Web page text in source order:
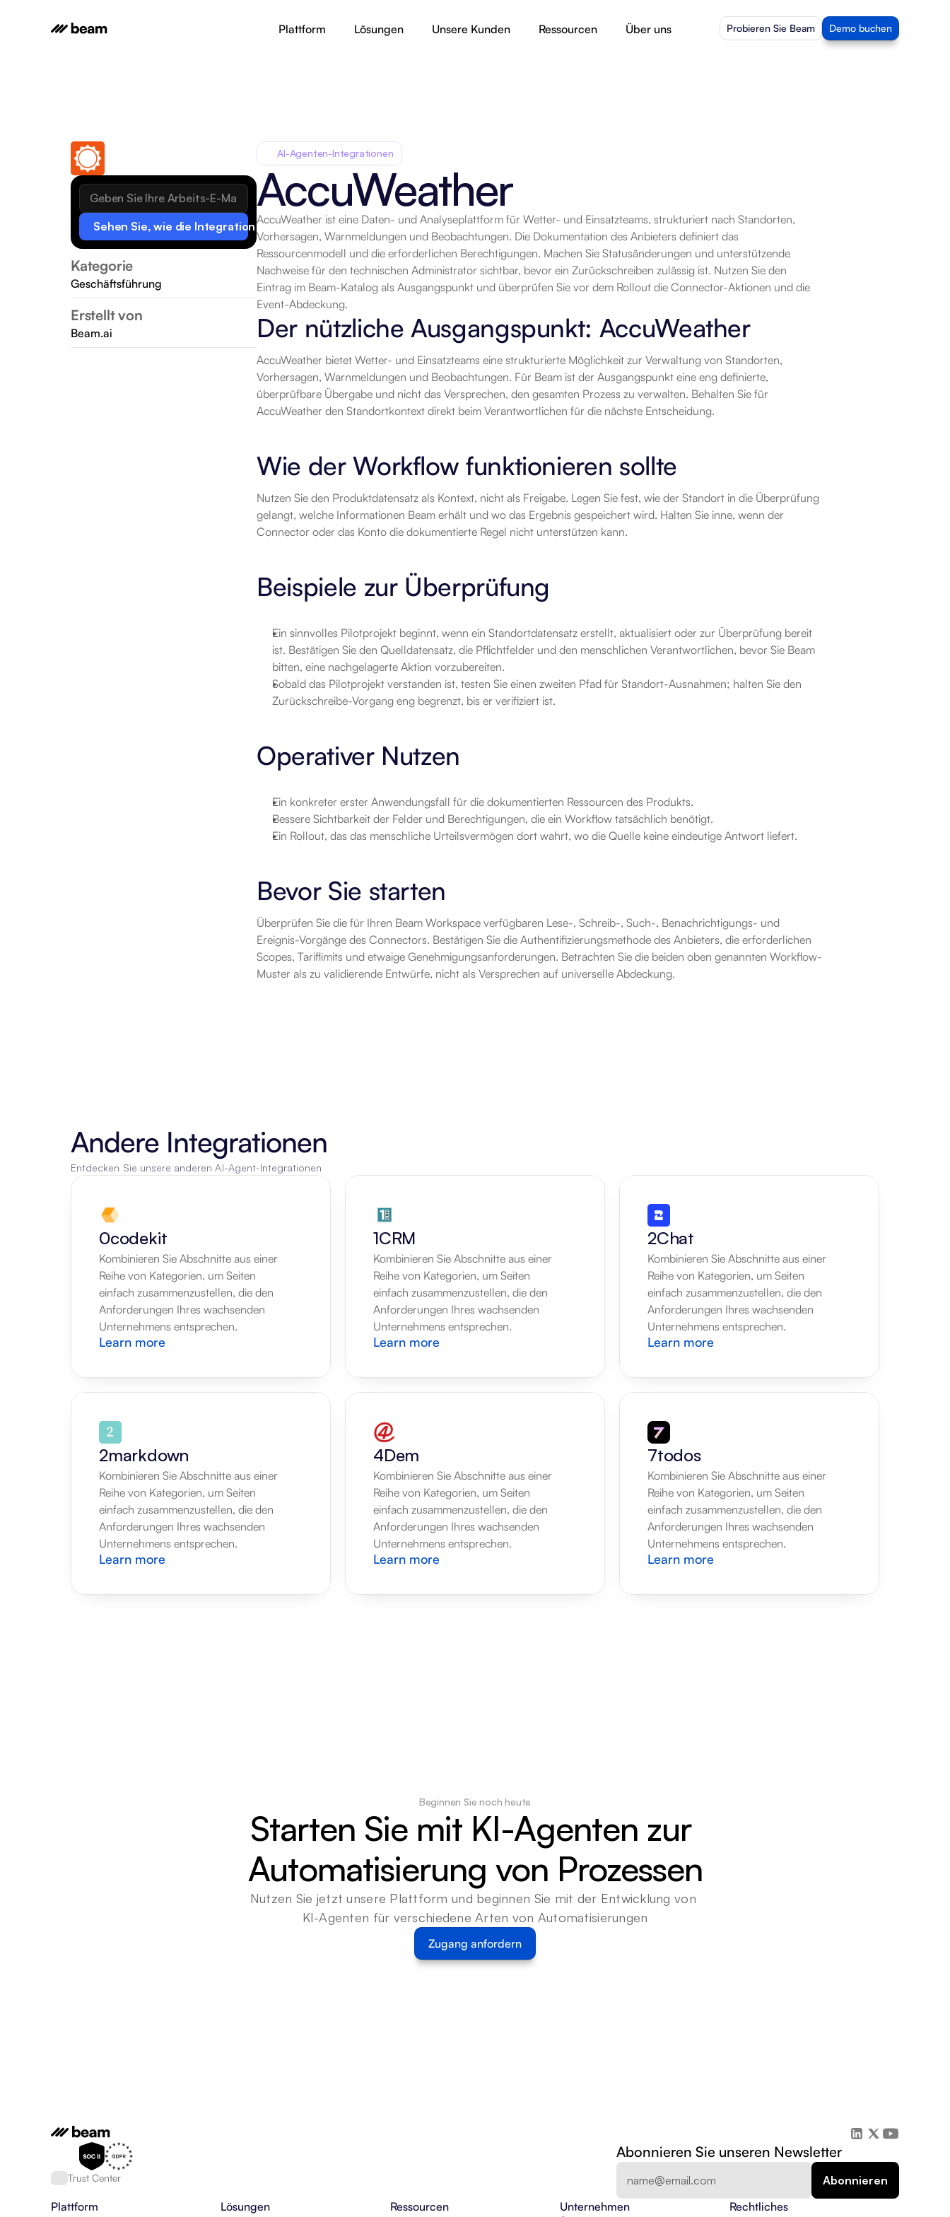
Sehen Sie, wie die Integration funktioniert
Kategorie
Geschäftsführung
Erstellt von
Beam.ai
AI-Agenten-Integrationen
AccuWeather
AccuWeather ist eine Daten- und Analyseplattform für Wetter- und Einsatzteams, strukturiert nach Standorten,
Vorhersagen, Warnmeldungen und Beobachtungen. Die Dokumentation des Anbieters definiert das
Ressourcenmodell und die erforderlichen Berechtigungen. Machen Sie Statusänderungen und unterstützende
Nachweise für den technischen Administrator sichtbar, bevor ein Zurückschreiben zulässig ist. Nutzen Sie den
Eintrag im Beam-Katalog als Ausgangspunkt und überprüfen Sie vor dem Rollout die Connector-Aktionen und die
Event-Abdeckung.
Der nützliche Ausgangspunkt: AccuWeather
AccuWeather bietet Wetter- und Einsatzteams eine strukturierte Möglichkeit zur Verwaltung von Standorten,
Vorhersagen, Warnmeldungen und Beobachtungen. Für Beam ist der Ausgangspunkt eine eng definierte,
überprüfbare Übergabe und nicht das Versprechen, den gesamten Prozess zu verwalten. Behalten Sie für
AccuWeather den Standortkontext direkt beim Verantwortlichen für die nächste Entscheidung.
Wie der Workflow funktionieren sollte
Nutzen Sie den Produktdatensatz als Kontext, nicht als Freigabe. Legen Sie fest, wie der Standort in die Überprüfung
gelangt, welche Informationen Beam erhält und wo das Ergebnis gespeichert wird. Halten Sie inne, wenn der
Connector oder das Konto die dokumentierte Regel nicht unterstützen kann.
Beispiele zur Überprüfung
Ein sinnvolles Pilotprojekt beginnt, wenn ein Standortdatensatz erstellt, aktualisiert oder zur Überprüfung bereit
ist. Bestätigen Sie den Quelldatensatz, die Pflichtfelder und den menschlichen Verantwortlichen, bevor Sie Beam
bitten, eine nachgelagerte Aktion vorzubereiten.
Sobald das Pilotprojekt verstanden ist, testen Sie einen zweiten Pfad für Standort-Ausnahmen; halten Sie den
Zurückschreibe-Vorgang eng begrenzt, bis er verifiziert ist.
Operativer Nutzen
Ein konkreter erster Anwendungsfall für die dokumentierten Ressourcen des Produkts.
Bessere Sichtbarkeit der Felder und Berechtigungen, die ein Workflow tatsächlich benötigt.
Ein Rollout, das das menschliche Urteilsvermögen dort wahrt, wo die Quelle keine eindeutige Antwort liefert.
Bevor Sie starten
Überprüfen Sie die für Ihren Beam Workspace verfügbaren Lese-, Schreib-, Such-, Benachrichtigungs- und
Ereignis-Vorgänge des Connectors. Bestätigen Sie die Authentifizierungsmethode des Anbieters, die erforderlichen
Scopes, Tariflimits und etwaige Genehmigungsanforderungen. Betrachten Sie die beiden oben genannten Workflow-
Muster als zu validierende Entwürfe, nicht als Versprechen auf universelle Abdeckung.
Andere Integrationen
Entdecken Sie unsere anderen AI-Agent-Integrationen
0codekit
Kombinieren Sie Abschnitte aus einer
Reihe von Kategorien, um Seiten
einfach zusammenzustellen, die den
Anforderungen Ihres wachsenden
Unternehmens entsprechen.
Learn more
1CRM
Kombinieren Sie Abschnitte aus einer
Reihe von Kategorien, um Seiten
einfach zusammenzustellen, die den
Anforderungen Ihres wachsenden
Unternehmens entsprechen.
Learn more
2Chat
Kombinieren Sie Abschnitte aus einer
Reihe von Kategorien, um Seiten
einfach zusammenzustellen, die den
Anforderungen Ihres wachsenden
Unternehmens entsprechen.
Learn more
2markdown
Kombinieren Sie Abschnitte aus einer
Reihe von Kategorien, um Seiten
einfach zusammenzustellen, die den
Anforderungen Ihres wachsenden
Unternehmens entsprechen.
Learn more
4Dem
Kombinieren Sie Abschnitte aus einer
Reihe von Kategorien, um Seiten
einfach zusammenzustellen, die den
Anforderungen Ihres wachsenden
Unternehmens entsprechen.
Learn more
7todos
Kombinieren Sie Abschnitte aus einer
Reihe von Kategorien, um Seiten
einfach zusammenzustellen, die den
Anforderungen Ihres wachsenden
Unternehmens entsprechen.
Learn more
Beginnen Sie noch heute
Starten Sie mit KI-Agenten zur
Automatisierung von Prozessen
Nutzen Sie jetzt unsere Plattform und beginnen Sie mit der Entwicklung von
KI-Agenten für verschiedene Arten von Automatisierungen
Zugang anfordern
Trust Center
Abonnieren Sie unseren Newsletter
Plattform Lösungen Ressourcen Unternehmen Rechtliches
Plattform Lösungen Unsere Kunden Ressourcen Über uns Probieren Sie Beam Demo buchen